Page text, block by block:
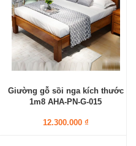
Giường gỗ sồi nga kích thước
1m8 AHA-PN-G-015
12.300.000 ₫